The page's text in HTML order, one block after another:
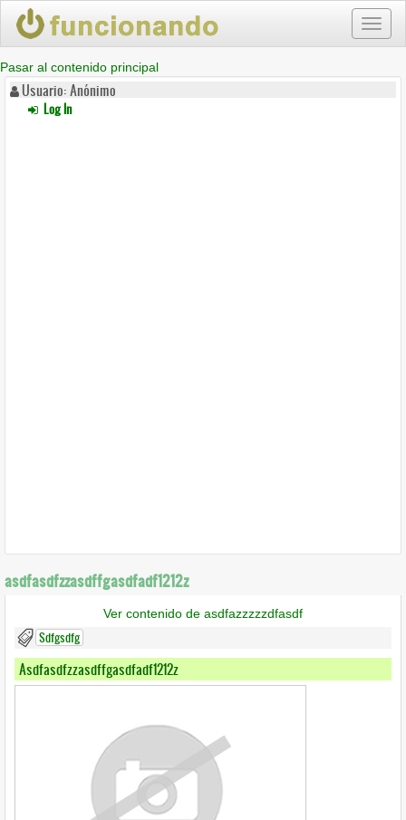
Pasar al contenido principal
Usuario: Anónimo
Log In
asdfasdfzzasdffgasdfadf1212z
Ver contenido de asdfazzzzzdfasdf
Sdfgsdfg
Asdfasdfzzasdffgasdfadf1212z